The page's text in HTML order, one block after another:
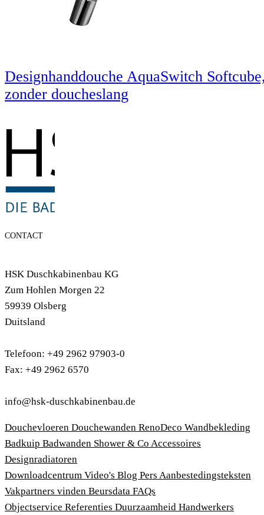
Designhanddouche AquaSwitch
zonder doucheslang
CONTACT
HSK Duschkabinenbau KG
Zum Hohlen Morgen 22
59939 Olsberg
Duitsland
Telefoon: +49 2962 97903-0
Fax: +49 2962 6570
info@hsk-duschkabinenbau.de
Douchevloeren Douchewanden RenoDeco Wandbekleding
Badkuip Badwanden Shower & Co Accessoires
Designradiatoren
Downloadcentrum Video's Blog Pers Aanbestedingsteksten
Vakpartners vinden Beursdata FAQs
Objectservice Referenties Duurzaamheid Handwerkers